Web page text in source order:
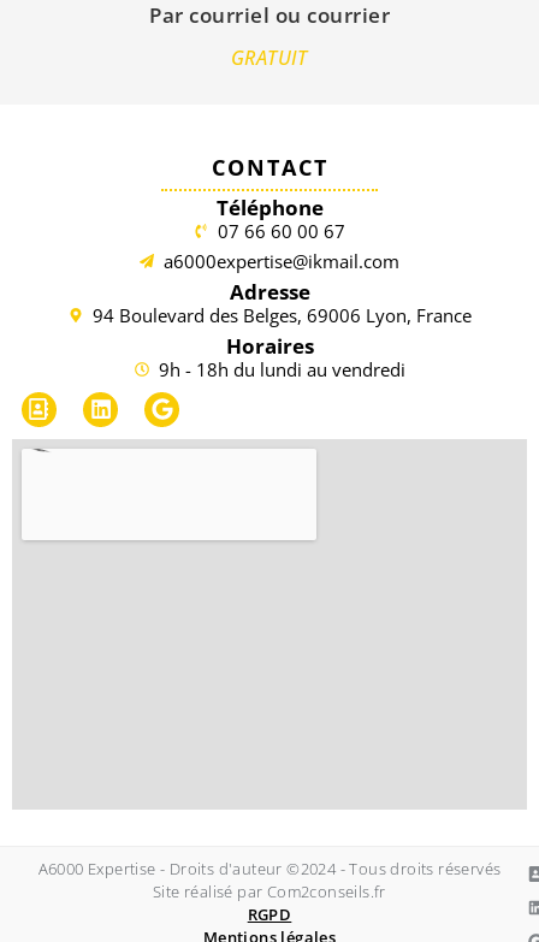
Par courriel ou courrier
GRATUIT
CONTACT
Téléphone
07 66 60 00 67
a6000expertise@ikmail.com
Adresse
94 Boulevard des Belges, 69006 Lyon, France
Horaires
9h - 18h du lundi au vendredi
A6000 Expertise - Droits d'auteur ©2024 - Tous droits réservés
Site réalisé par Com2conseils.fr
RGPD